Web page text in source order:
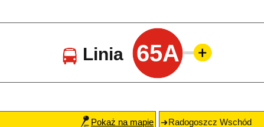
Linia 65A
Pokaż na mapie
Radogoszcz Wschód